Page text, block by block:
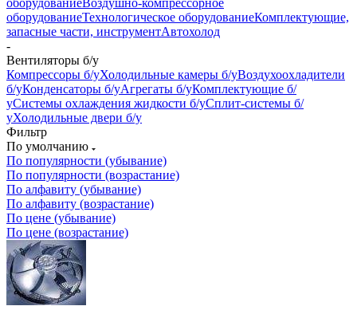
оборудованиеТехнологическое оборудованиеКомплектующие,
запасные части, инструментАвтохолод
-
Вентиляторы б/у
Компрессоры б/уХолодильные камеры б/уВоздухоохладители
б/уКонденсаторы б/уАгрегаты б/уКомплектующие б/
уСистемы охлаждения жидкости б/уСплит-системы б/
уХолодильные двери б/у
Фильтр
По умолчанию
По популярности (убывание)
По популярности (возрастание)
По алфавиту (убывание)
По алфавиту (возрастание)
По цене (убывание)
По цене (возрастание)